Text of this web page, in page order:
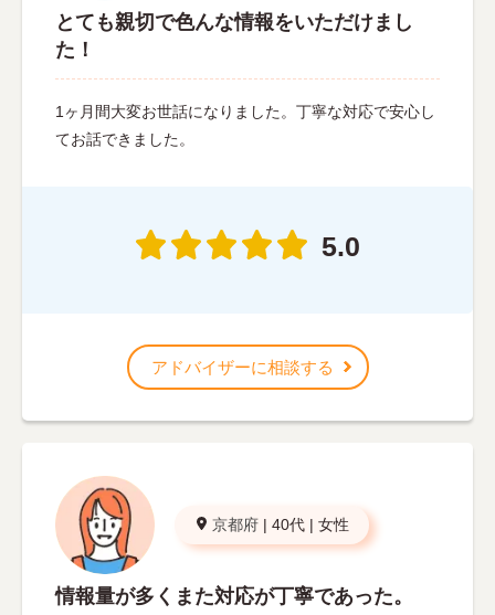
とても親切で色んな情報をいただけまし
た！
1ヶ月間大変お世話になりました。丁寧な対応で安心し
てお話できました。
5.0
アドバイザーに相談する
京都府 | 40代 | 女性
情報量が多くまた対応が丁寧であった。